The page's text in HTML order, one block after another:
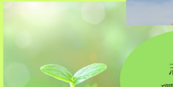
スポット
「場」